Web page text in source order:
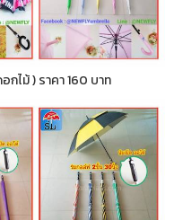
ไม้ ) ราคา 160 บาท